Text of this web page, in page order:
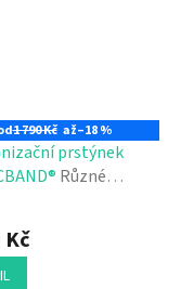
1 790 Kč až–18 %
prstýnek
Různé
Kč